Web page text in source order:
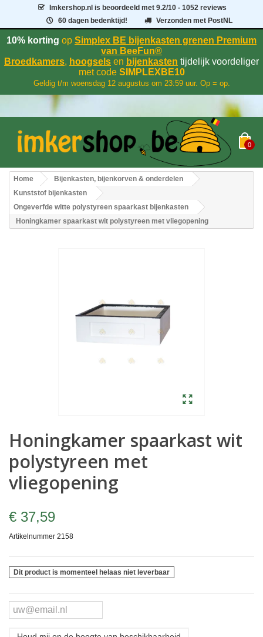
Imkershop.nl is beoordeeld met9.2/10 - 1052 reviews
60 dagen bedenktijd!
Verzonden met PostNL
10% korting op Simplex BE bijenkasten grenen Premium
van BeeFun®
Broedkamers, hoogsels en bijenkasten tijdelijk voordeliger
met codeSIMPLEXBE10
Geldig t/m woensdag 12 augustus om 23:59 uur. Op = op.
0
Home
Bijenkasten, bijenkorven & onderdelen
Kunststof bijenkasten
Ongeverfde witte polystyreen spaarkast bijenkasten
Honingkamer spaarkast wit polystyreen met vliegopening
Honingkamer spaarkast wit
polystyreen met
vliegopening
€ 37,59
Artikelnummer 2158
Dit product is momenteel helaas niet leverbaar